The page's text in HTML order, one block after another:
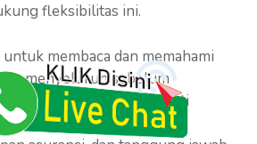
fleksibilitas ini.
membaca dan memahami
menyeluruh sebelum
Perhatikan detail seperti
perpanjangan, kebijakan